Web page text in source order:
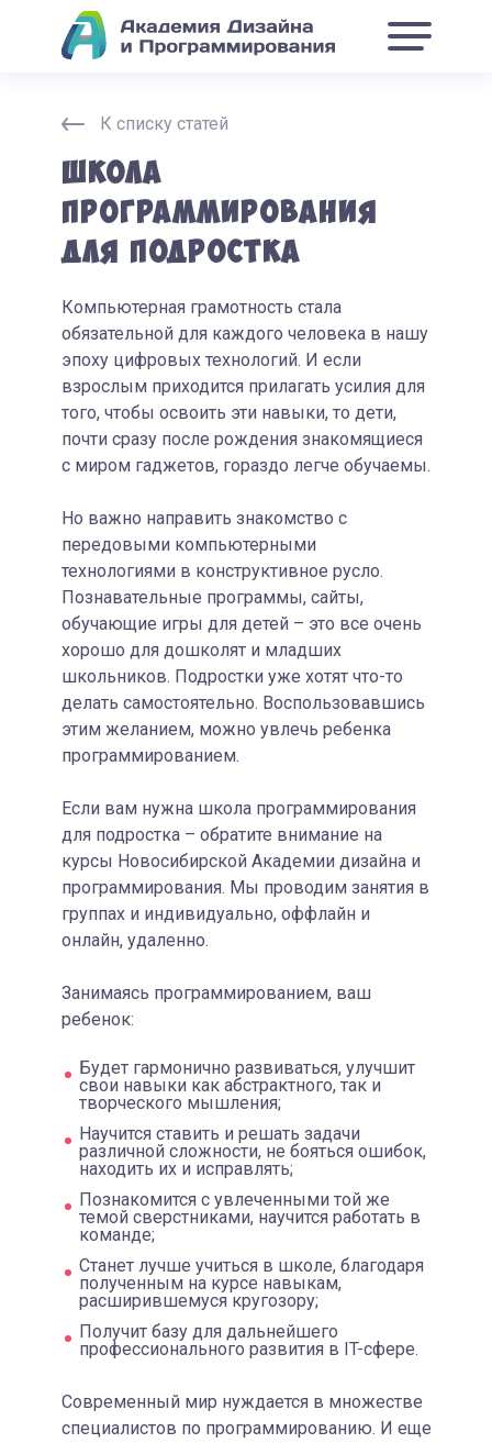
К списку статей
Школа
программирования
для подростка
Компьютерная грамотность стала
обязательной для каждого человека в нашу
эпоху цифровых технологий. И если
взрослым приходится прилагать усилия для
того, чтобы освоить эти навыки, то дети,
почти сразу после рождения знакомящиеся
с миром гаджетов, гораздо легче обучаемы.
Но важно направить знакомство с
передовыми компьютерными
технологиями в конструктивное русло.
Познавательные программы, сайты,
обучающие игры для детей – это все очень
хорошо для дошколят и младших
школьников. Подростки уже хотят что-то
делать самостоятельно. Воспользовавшись
этим желанием, можно увлечь ребенка
программированием.
Если вам нужна школа программирования
для подростка – обратите внимание на
курсы Новосибирской Академии дизайна и
программирования. Мы проводим занятия в
группах и индивидуально, оффлайн и
онлайн, удаленно.
Занимаясь программированием, ваш
ребенок:
Будет гармонично развиваться, улучшит
свои навыки как абстрактного, так и
творческого мышления;
Научится ставить и решать задачи
различной сложности, не бояться ошибок,
находить их и исправлять;
Познакомится с увлеченными той же
темой сверстниками, научится работать в
команде;
Станет лучше учиться в школе, благодаря
полученным на курсе навыкам,
расширившемуся кругозору;
Получит базу для дальнейшего
профессионального развития в IT-сфере.
Современный мир нуждается в множестве
специалистов по программированию. И еще